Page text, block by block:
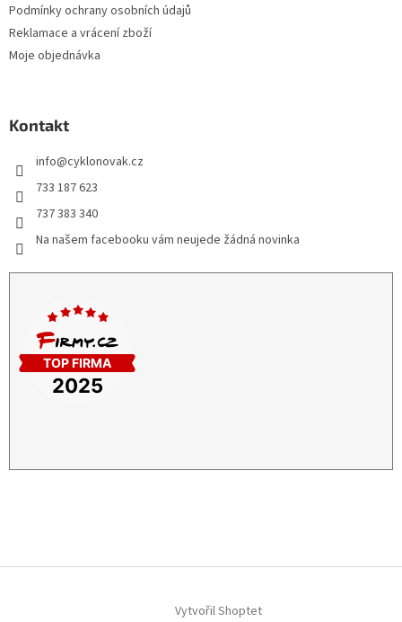
Podmínky ochrany osobních údajů
Reklamace a vrácení zboží
Moje objednávka
Kontakt
info@cyklonovak.cz
733 187 623
737 383 340
Na našem facebooku vám neujede žádná novinka
Vytvořil Shoptet